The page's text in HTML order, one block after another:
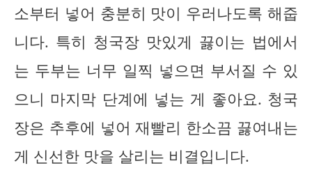
소부터 넣어 충분히 맛이 우러나도록 해줍
니다. 특히 청국장 맛있게 끓이는 법에서
는 두부는 너무 일찍 넣으면 부서질 수 있
으니 마지막 단계에 넣는 게 좋아요. 청국
장은 추후에 넣어 재빨리 한소끔 끓여내는
게 신선한 맛을 살리는 비결입니다.